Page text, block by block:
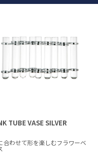
TUBE VASE SILVER
合わせて形を楽しむフラワーベ